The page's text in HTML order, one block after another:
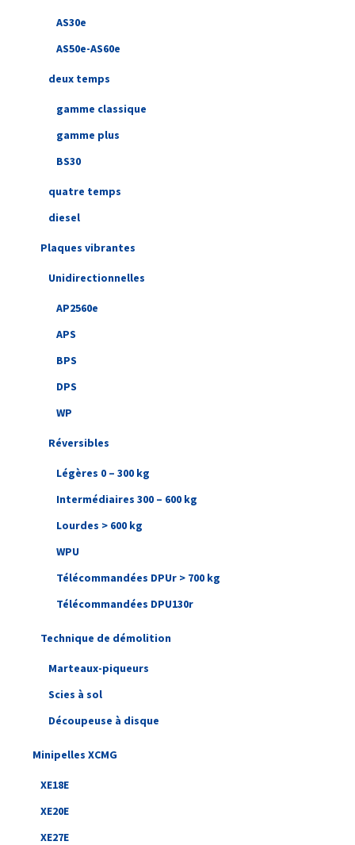
AS30e
AS50e-AS60e
deux temps
gamme classique
gamme plus
BS30
quatre temps
diesel
Plaques vibrantes
Unidirectionnelles
AP2560e
APS
BPS
DPS
WP
Réversibles
Légères 0 – 300 kg
Intermédiaires 300 – 600 kg
Lourdes > 600 kg
WPU
Télécommandées DPUr > 700 kg
Télécommandées DPU130r
Technique de démolition
Marteaux-piqueurs
Scies à sol
Découpeuse à disque
Minipelles XCMG
XE18E
XE20E
XE27E